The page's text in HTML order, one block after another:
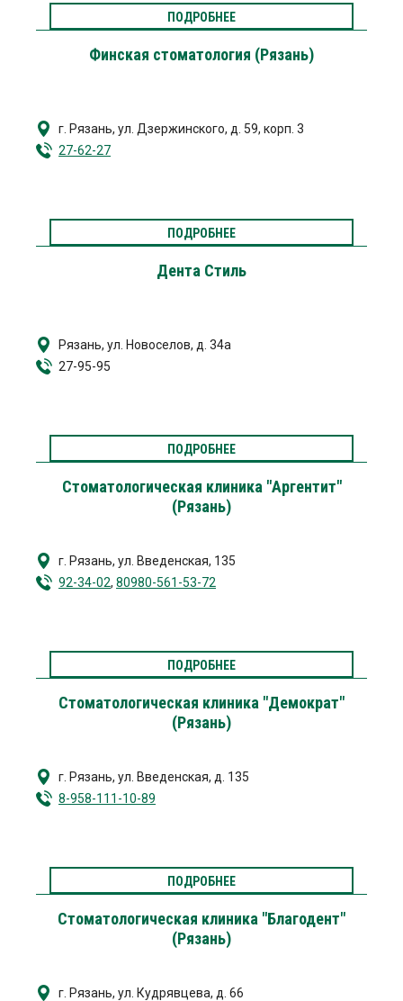
ПОДРОБНЕЕ
Финская стоматология (Рязань)
г. Рязань, ул. Дзержинского, д. 59, корп. 3
27-62-27
ПОДРОБНЕЕ
Дента Стиль
Рязань, ул. Новоселов, д. 34а
27-95-95
ПОДРОБНЕЕ
Стоматологическая клиника "Аргентит"
(Рязань)
г. Рязань, ул. Введенская, 135
92-34-02, 80980-561-53-72
ПОДРОБНЕЕ
Стоматологическая клиника "Демократ"
(Рязань)
г. Рязань, ул. Введенская, д. 135
8-958-111-10-89
ПОДРОБНЕЕ
Стоматологическая клиника "Благодент"
(Рязань)
г. Рязань, ул. Кудрявцева, д. 66